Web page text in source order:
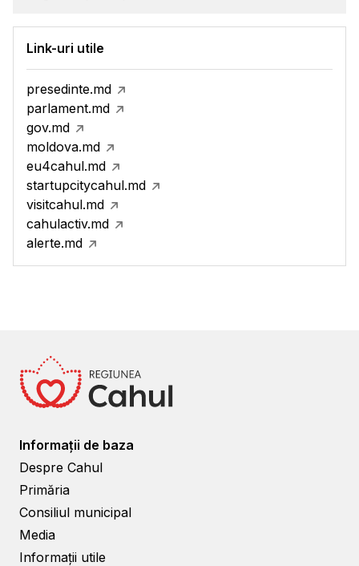
Link-uri utile
presedinte.md
parlament.md
gov.md
moldova.md
eu4cahul.md
startupcitycahul.md
visitcahul.md
cahulactiv.md
alerte.md
Informații de baza
Despre Cahul
Primăria
Consiliul municipal
Media
Informații utile